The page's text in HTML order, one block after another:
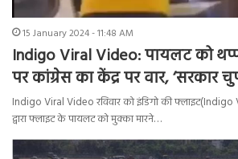
15 January 2024 - 11:48 AM
Indigo Viral Video: पायलट को
पर कांग्रेस का केंद्र पर वार, ‘सरकार
Indigo Viral Video रविवार को इंडिगो की
द्वारा फ्लाइट के पायलट को मुक्का मारने…